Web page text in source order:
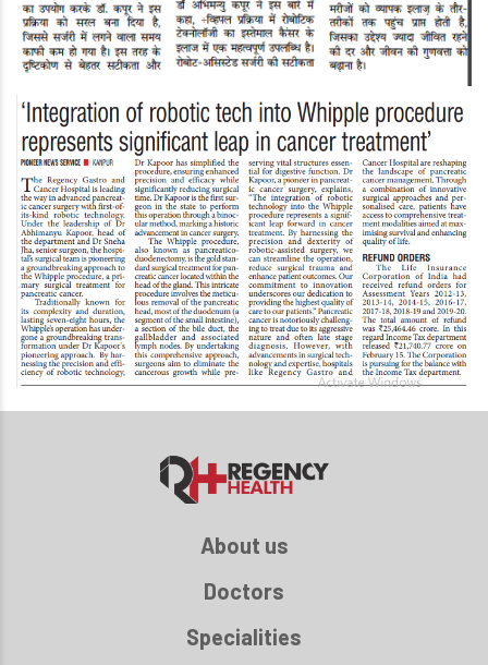
About us
Doctors
Specialities